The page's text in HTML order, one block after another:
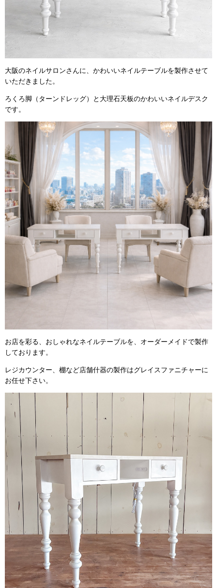
大阪のネイルサロンさんに、かわいいネイルテーブルを製作させて
いただきました。
ろくろ脚（ターンドレッグ）と大理石天板のかわいいネイルデスク
です。
お店を彩る、おしゃれなネイルテーブルを、オーダーメイドで製作
しております。
レジカウンター、棚など店舗什器の製作はグレイスファニチャーに
お任せ下さい。